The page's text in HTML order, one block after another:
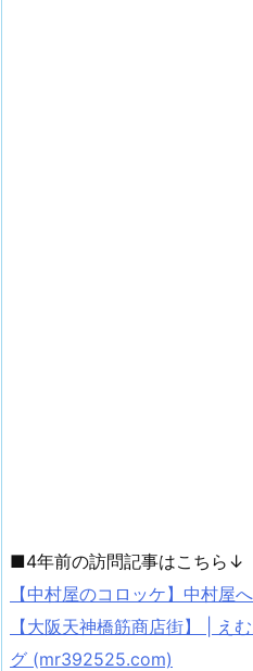
■4年前の訪問記事はこちら↓
【中村屋のコロッケ】中村屋
【大阪天神橋筋商店街】 | え
グ (mr392525.com)